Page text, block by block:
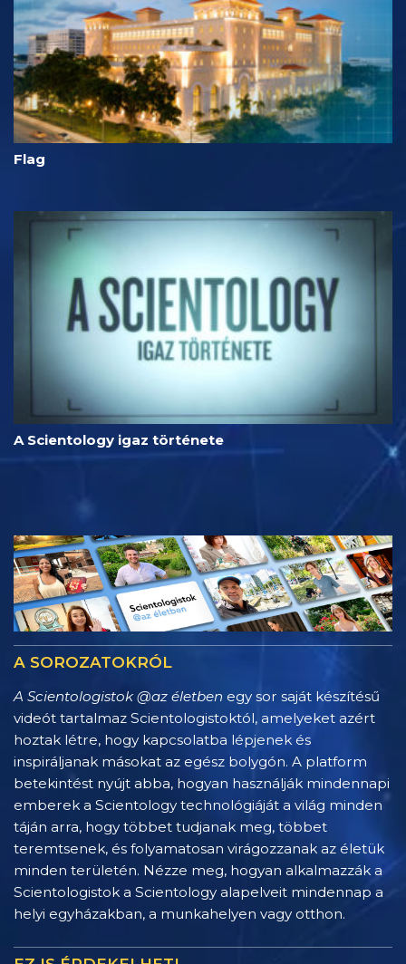
Flag
A Scientology igaz története
A SOROZATOKRÓL
A Scientologistok @az életben egy sor saját készítésű
videót tartalmaz Scientologistoktól, amelyeket azért
hoztak létre, hogy kapcsolatba lépjenek és
inspiráljanak másokat az egész bolygón. A platform
betekintést nyújt abba, hogyan használják mindennapi
emberek a Scientology technológiáját a világ minden
táján arra, hogy többet tudjanak meg, többet
teremtsenek, és folyamatosan virágozzanak az életük
minden területén. Nézze meg, hogyan alkalmazzák a
Scientologistok a Scientology alapelveit mindennap a
helyi egyházakban, a munkahelyen vagy otthon.